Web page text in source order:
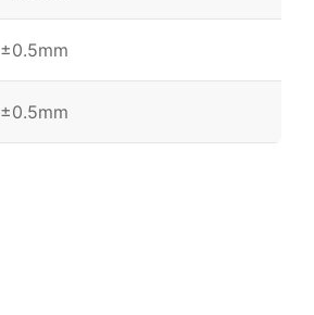
±0.5mm
±0.5mm